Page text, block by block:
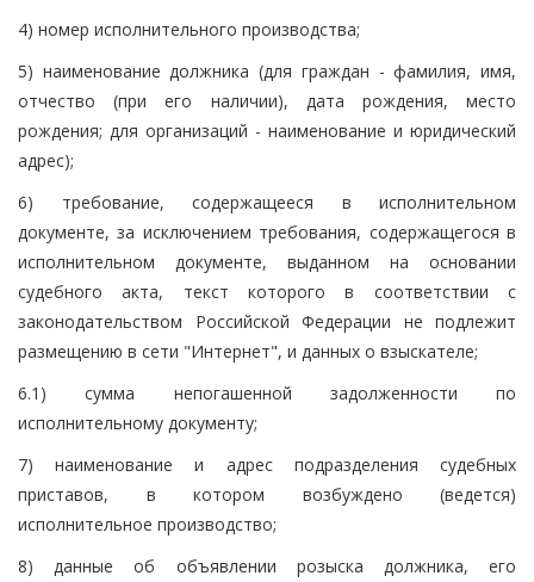
4) номер исполнительного производства;
5) наименование должника (для граждан - фамилия, имя,
отчество (при его наличии), дата рождения, место
рождения; для организаций - наименование и юридический
адрес);
6) требование, содержащееся в исполнительном
документе, за исключением требования, содержащегося в
исполнительном документе, выданном на основании
судебного акта, текст которого в соответствии с
законодательством Российской Федерации не подлежит
размещению в сети "Интернет", и данных о взыскателе;
6.1) сумма непогашенной задолженности по
исполнительному документу;
7) наименование и адрес подразделения судебных
приставов, в котором возбуждено (ведется)
исполнительное производство;
8) данные об объявлении розыска должника, его